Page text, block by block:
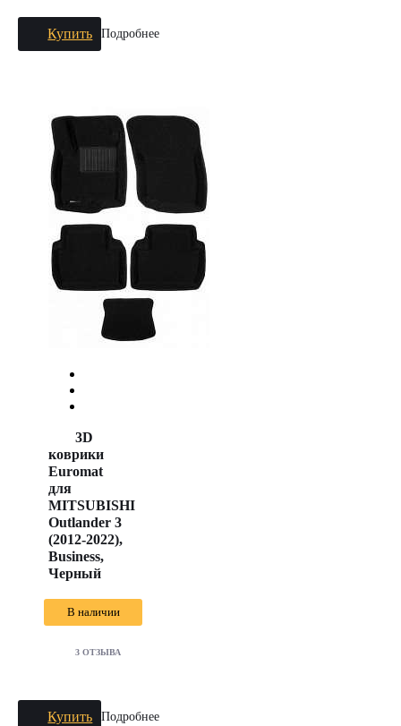
Купить Подробнее
3D
коврики
Euromat
для
MITSUBISHI
Outlander 3
(2012-2022),
Business,
Черный
В наличии
3 ОТЗЫВА
Купить Подробнее